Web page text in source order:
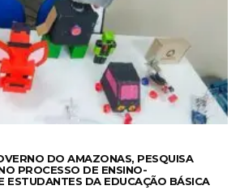
DO AMAZONAS, PESQUISA
PROCESSO DE ENSINO-
ESTUDANTES DA EDUCAÇÃO BÁSICA